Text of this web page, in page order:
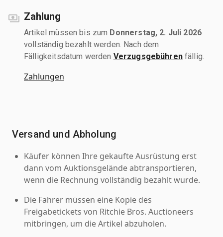
Zahlung
Artikel müssen bis zum Donnerstag, 2. Juli 2026
vollständig bezahlt werden. Nach dem
Fälligkeitsdatum werden Verzugsgebührenfällig.
Zahlungen
Versand und Abholung
Käufer können Ihre gekaufte Ausrüstung erst
dann vom Auktionsgelände abtransportieren,
wenn die Rechnung vollständig bezahlt wurde.
Die Fahrer müssen eine Kopie des
Freigabetickets von Ritchie Bros. Auctioneers
mitbringen, um die Artikel abzuholen.